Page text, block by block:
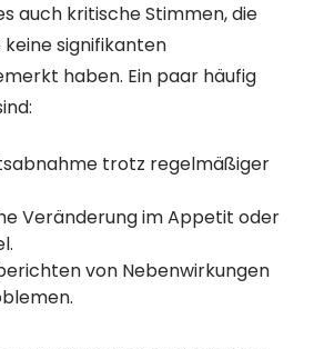
auch kritische Stimmen, die
signifikanten
haben. Ein paar häufig
trotz regelmäßiger
Veränderung im Appetit oder
von Nebenwirkungen